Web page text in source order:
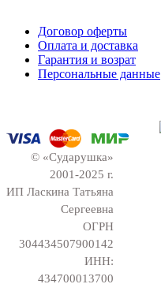
Договор оферты
Оплата и доставка
Гарантия и возрат
Персональные данные
© «Сударушка»
2001-2025 г.
ИП Ласкина Татьяна
Сергеевна
ОГРН
304434507900142
ИНН:
434700013700